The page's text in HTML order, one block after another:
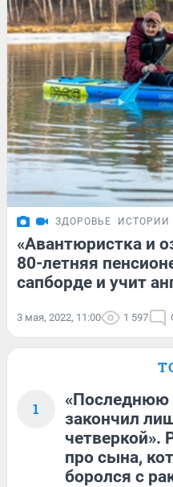
ЗДОРОВЬЕ ИСТОРИИ
«Авантюристка и
80-летняя
сапборде и учит
3 мая, 2022, 11:00 1 597
1
«Последнюю
закончил
четверкой».
про сына,
боролся с